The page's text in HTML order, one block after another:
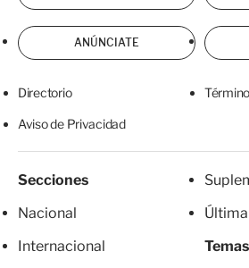
ANÚNCIATE
Directorio
Aviso de Privacidad
Secciones
Nacional
Internacional